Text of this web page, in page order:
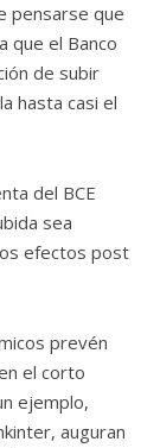
pensarse que
que el Banco
de subir
hasta casi el
del BCE
sea
efectos post
prevén
el corto
ejemplo,
auguran